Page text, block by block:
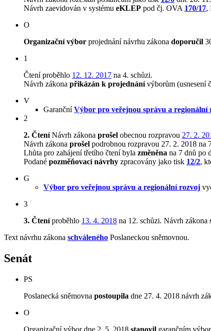
Návrh zaevidován v systému eKLEP pod čj. OVA 170/17,
O
Organizační výbor projednání návrhu zákona doporučil
1
Čtení proběhlo 12. 12. 2017 na 4. schůzi.
Návrh zákona přikázán k projednánívýborům (usnesení
V
GarančníVýbor pro veřejnou správu a regionální
2
2. ČteníNávrh zákona prošel obecnou rozpravou 27. 2.
Návrh zákona prošel podrobnou rozpravou 27. 2. 2018 na
Lhůta pro zahájení třetího čtení byla změněna na 7 dnů po
Podané pozměňovací návrhy zpracovány jako tisk 12/2,
G
Výbor pro veřejnou správu a regionální rozvoj
3
3. Čteníproběhlo 13. 4. 2018 na 12. schůzi. Návrh zákona
Text návrhu zákona schváleného Poslaneckou sněmovnou.
Senát
PS
Poslanecká sněmovna postoupila dne 27. 4. 2018 návrh
O